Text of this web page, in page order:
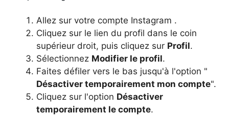
Allez sur votre compte Instagram .
Cliquez sur le lien du profil dans le coin
supérieur droit, puis cliquez sur Profil.
Sélectionnez Modifier le profil.
Faites défiler vers le bas jusqu'à l'option "
Désactiver temporairement mon compte".
Cliquez sur l'option Désactiver
temporairement le compte.